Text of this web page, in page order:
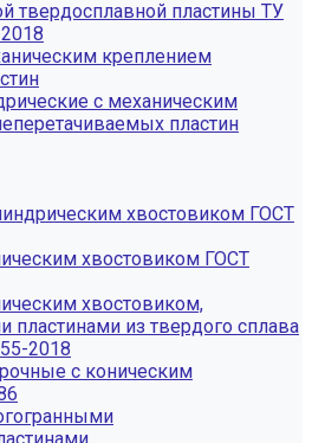
твердосплавной пластины ТУ
креплением
с механическим
пластин
хвостовиком ГОСТ
хвостовиком ГОСТ
хвостовиком,
из твердого сплава
2018
с коническим